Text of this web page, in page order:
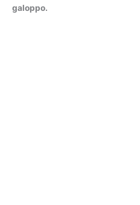
galoppo.